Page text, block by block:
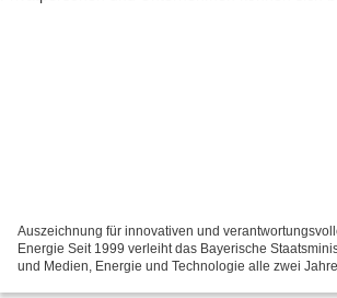
Auszeichnung für innovativen und
Energie Seit 1999 verleiht das Bayerische
und Medien, Energie und Technologie alle zwei